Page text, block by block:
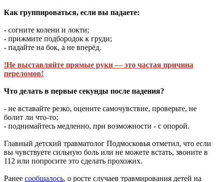
Как группироваться, если вы падаете:
- согните колени и локти;
- прижмите подбородок к груди;
- падайте на бок, а не вперёд.
!Не выставляйте прямые руки — это частая причина
переломов!
Что делать в первые секунды после падения?
- не вставайте резко, оцените самочувствие, проверьте, не
болит ли что-то;
- поднимайтесь медленно, при возможности - с опорой.
Главный детский травматолог Подмосковья отметил, что если
вы чувствуете сильную боль или не можете встать, звоните в
112 или попросите это сделать прохожих.
Ранее сообщалось, о росте случаев травмирования детей на